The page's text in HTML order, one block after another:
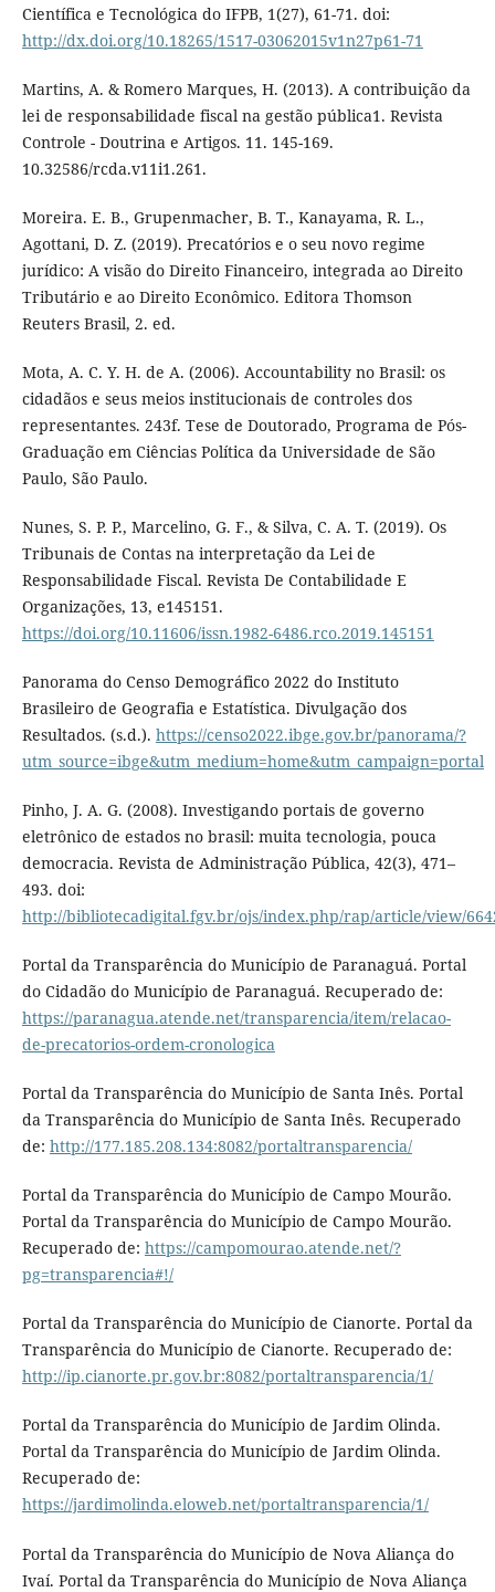
Científica e Tecnológica do IFPB, 1(27), 61-71. doi:
http://dx.doi.org/10.18265/1517-03062015v1n27p61-71
Martins, A. & Romero Marques, H. (2013). A contribuição da
lei de responsabilidade fiscal na gestão pública1. Revista
Controle - Doutrina e Artigos. 11. 145-169.
10.32586/rcda.v11i1.261.
Moreira. E. B., Grupenmacher, B. T., Kanayama, R. L.,
Agottani, D. Z. (2019). Precatórios e o seu novo regime
jurídico: A visão do Direito Financeiro, integrada ao Direito
Tributário e ao Direito Econômico. Editora Thomson
Reuters Brasil, 2. ed.
Mota, A. C. Y. H. de A. (2006). Accountability no Brasil: os
cidadãos e seus meios institucionais de controles dos
representantes. 243f. Tese de Doutorado, Programa de Pós-
Graduação em Ciências Política da Universidade de São
Paulo, São Paulo.
Nunes, S. P. P., Marcelino, G. F., & Silva, C. A. T. (2019). Os
Tribunais de Contas na interpretação da Lei de
Responsabilidade Fiscal. Revista De Contabilidade E
Organizações, 13, e145151.
https://doi.org/10.11606/issn.1982-6486.rco.2019.145151
Panorama do Censo Demográfico 2022 do Instituto
Brasileiro de Geografia e Estatística. Divulgação dos
Resultados. (s.d.). https://censo2022.ibge.gov.br/panorama/?
utm_source=ibge&utm_medium=home&utm_campaign=portal
Pinho, J. A. G. (2008). Investigando portais de governo
eletrônico de estados no brasil: muita tecnologia, pouca
democracia. Revista de Administração Pública, 42(3), 471–
493. doi:
http://bibliotecadigital.fgv.br/ojs/index.php/rap/article/view/
Portal da Transparência do Município de Paranaguá. Portal
do Cidadão do Município de Paranaguá. Recuperado de:
https://paranagua.atende.net/transparencia/item/relacao-
de-precatorios-ordem-cronologica
Portal da Transparência do Município de Santa Inês. Portal
da Transparência do Município de Santa Inês. Recuperado
de: http://177.185.208.134:8082/portaltransparencia/
Portal da Transparência do Município de Campo Mourão.
Portal da Transparência do Município de Campo Mourão.
Recuperado de: https://campomourao.atende.net/?
pg=transparencia#!/
Portal da Transparência do Município de Cianorte. Portal da
Transparência do Município de Cianorte. Recuperado de:
http://ip.cianorte.pr.gov.br:8082/portaltransparencia/1/
Portal da Transparência do Município de Jardim Olinda.
Portal da Transparência do Município de Jardim Olinda.
Recuperado de:
https://jardimolinda.eloweb.net/portaltransparencia/1/
Portal da Transparência do Município de Nova Aliança do
Ivaí. Portal da Transparência do Município de Nova Aliança